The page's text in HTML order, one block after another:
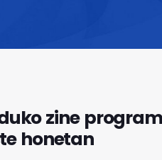
zine
honetan